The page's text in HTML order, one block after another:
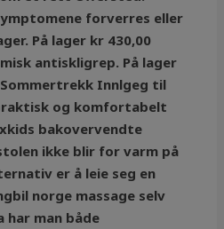
forverres eller
På lager kr 430,00
antiskligrep. På lager
Innlgeg til
og komfortabelt
bakovervendte
ikke blir for varm på
er å leie seg en
norge massage selv
har man både